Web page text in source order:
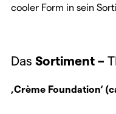
cooler Form in sein
Das Sortiment –
‚Crème Foundation‘